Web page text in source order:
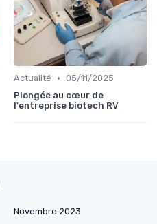
Actualité • 05/11/2025
Plongée au cœur de
l'entreprise biotech RV
Novembre 2023